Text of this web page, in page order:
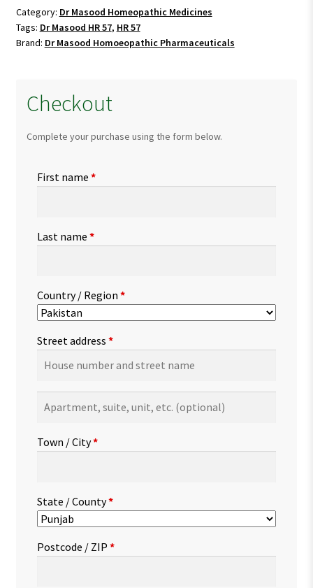
ZEE)
quantity
Category: Dr Masood Homeopathic Medicines
Tags: Dr Masood HR 57, HR 57
Brand: Dr Masood Homoeopathic Pharmaceuticals
Checkout
Complete your purchase using the form below.
First name *
Last name *
Country / Region *
Street address *
suite,
etc.(optional)
Town / City*
State / County*
Postcode / ZIP *